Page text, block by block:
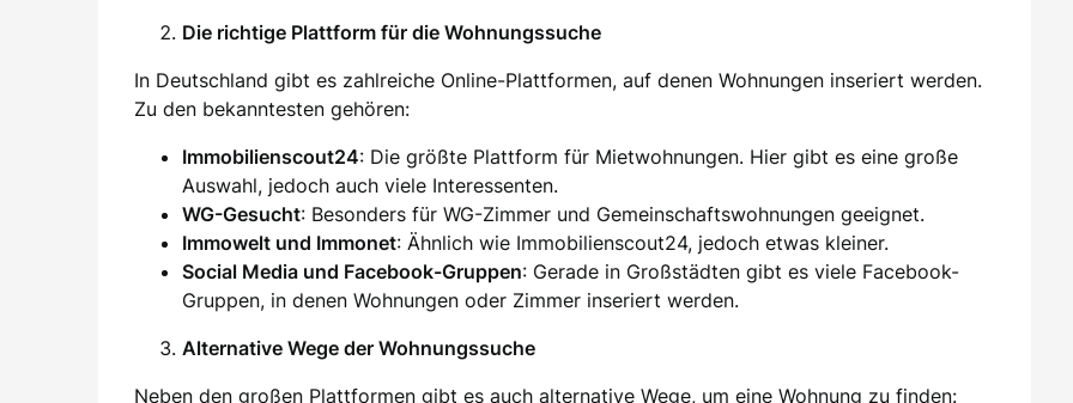
Die richtige Plattform für die Wohnungssuche
In Deutschland gibt es zahlreiche Online-Plattformen, auf denen Wohnungen inseriert werden.
Zu den bekanntesten gehören:
Immobilienscout24: Die größte Plattform für Mietwohnungen. Hier gibt es eine große
Auswahl, jedoch auch viele Interessenten.
WG-Gesucht: Besonders für WG-Zimmer und Gemeinschaftswohnungen geeignet.
Immowelt und Immonet: Ähnlich wie Immobilienscout24, jedoch etwas kleiner.
Social Media und Facebook-Gruppen: Gerade in Großstädten gibt es viele Facebook-
Gruppen, in denen Wohnungen oder Zimmer inseriert werden.
Alternative Wege der Wohnungssuche
Neben den großen Plattformen gibt es auch alternative Wege, um eine Wohnung zu finden: